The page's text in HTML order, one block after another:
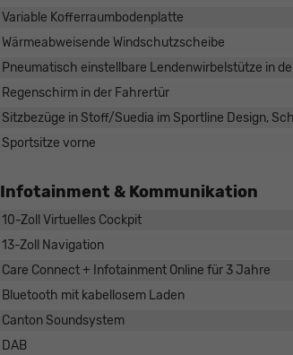
Variable Kofferraumbodenplatte
Wärmeabweisende Windschutzscheibe
Pneumatisch einstellbare Lendenwirbelstütze in
Regenschirm in der Fahrertür
Sitzbezüge in Stoff/Suedia im Sportline Design,
Sportsitze vorne
Infotainment & Kommunikation
10-Zoll Virtuelles Cockpit
13-Zoll Navigation
Care Connect + Infotainment Online für 3 Jahre
Bluetooth mit kabellosem Laden
Canton Soundsystem
DAB